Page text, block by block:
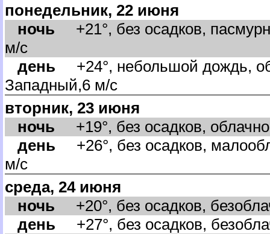
понедельник, 22 июня
ночь +21°, без осадков,
м/с
день +24°, небольшой дождь,
Западный,6 м/с
торник, 23 июня
ночь +19°, без осадков,
день +26°, без осадков,
м/с
среда, 24 июня
ночь +20°, без осадков,
день +27°, без осадков,